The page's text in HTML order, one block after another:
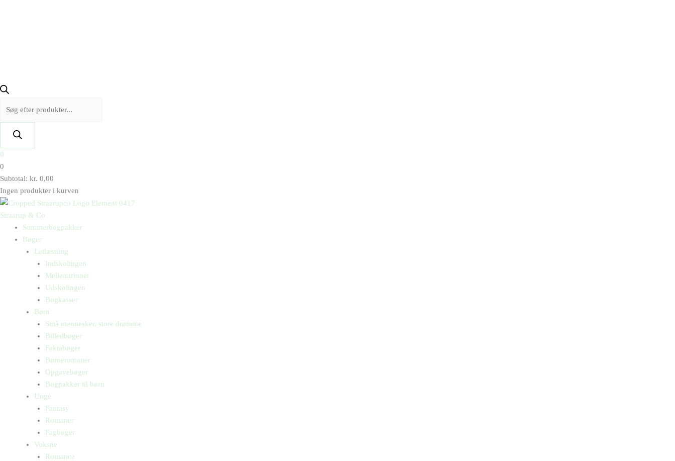
0
0
Subtotal: kr. 0,00
Ingen produkter i kurven
Straarup & Co
Sommerbogpakker
Bøger
Letlæsning
Indskolingen
Mellemtrinnet
Udskolingen
Bogkasser
Børn
Små mennesker, store drømme
Billedbøger
Faktabøger
Børneromaner
Opgavebøger
Bogpakker til børn
Unge
Fantasy
Romaner
Fagbøger
Voksne
Romance